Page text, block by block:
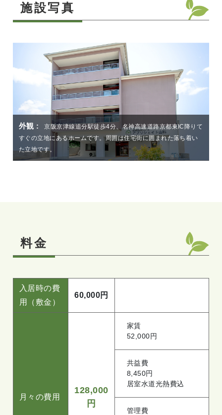
施設写真
外観
京阪京津線追分駅徒歩4分、名神高速道路京都東IC降りて
すぐの立地にあるホームです。周囲は住宅街に囲まれた落ち着い
た立地です。
玄関
玄関は段差のないバリアフリーの作りになっています。
左手に事務所がございますので、お気軽にスタッフまでお声掛け
下さい。
2階リビング
リビングは日の光が入る明るい作りになってい
ます。お食事やレクリエーションでご利用者様が集まり過ごされ
ます。
4階リビング ホームは4階建てです。お困りの際は各階近く
のスタッフへお声掛け下さい。
廊下
廊下は車椅子ですれ違うのにも十分な広さがあります。
ここで歩行の練習などのリハビリをされるご利用者様もいらっし
ゃいます。
居室 居室は全部屋個室です。ご自宅で使い慣れた家具を持ち
込みいただくことが可能です。
居室トイレ 居室にはトイレがあります。手すり、緊急通報
装置を備えており、安心してご利用いただけます。
ミスト浴 ミスト浴を備えています。寝たままの姿勢で入浴で
き、また身体への負担も少なく入浴いただけるのが特徴です。
ボランテ浴
浴槽に出入りする際に「またぐ」動作が不要な
ボランテ浴です。ご自宅では入浴が難しい方でも安心して湯船に
浸かっていただけます。
個浴 個浴には可動式の手すりがついています。スタッフと一
緒にゆっくりと入浴いただくことができます。
料金
入居時の費
用（敷金）
60,000円
月々の費用
128,000
円
家賃
52,000円
共益費
8,450円
居室水道光熱費込
管理費